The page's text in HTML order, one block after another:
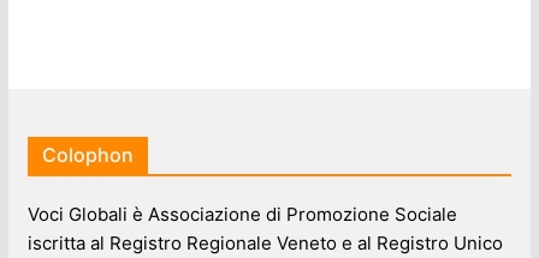
Colophon
Voci Globali è Associazione di Promozione Sociale
iscritta al Registro Regionale Veneto e al Registro Unico